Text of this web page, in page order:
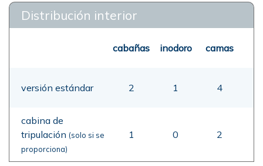
Distribución interior
cabañas inodoro camas
versión estándar 2 1 4
cabina de
tripulación (solo si se
proporciona)
1 0 2